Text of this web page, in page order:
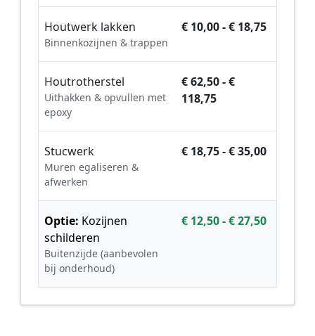
Houtwerk lakken
Binnenkozijnen & trappen
€ 10,00 - € 18,75
Houtrotherstel
Uithakken & opvullen met
epoxy
€ 62,50 - €
118,75
Stucwerk
Muren egaliseren &
afwerken
€ 18,75 - € 35,00
Optie: Kozijnen
schilderen
Buitenzijde (aanbevolen
bij onderhoud)
€ 12,50 - € 27,50